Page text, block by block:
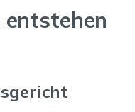
entstehen